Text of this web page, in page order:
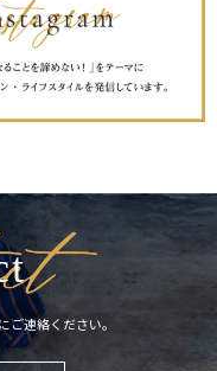
連絡ください。